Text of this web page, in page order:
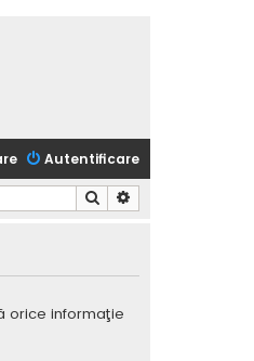
Autentificare
Căutare
orice informaţie